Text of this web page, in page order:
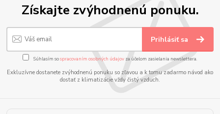
Získajte zvýhodnenú ponuku.
Prihlásiť sa
Súhlasím sospracovaním osobných údajov za účelom zasielania newslettera.
Exkluzívne dostanete zvýhodnenú ponuku so zľavou a k tomu zadarmo návod ako
dostať z klimatizácie vždy čistý vzduch.